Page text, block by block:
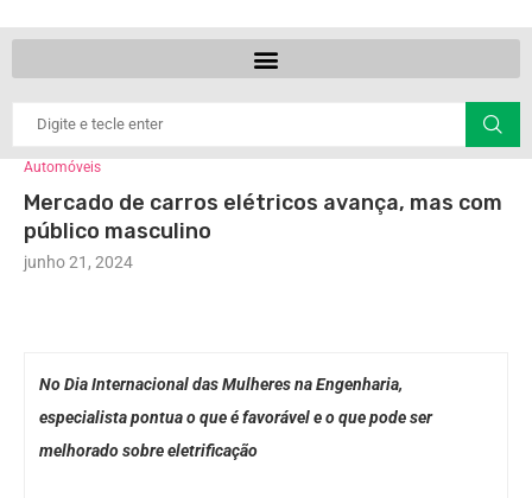
Automóveis
Mercado de carros elétricos avança, mas com
público masculino
junho 21, 2024
No Dia Internacional das Mulheres na Engenharia,
especialista pontua o que é favorável e o que pode ser
melhorado sobre eletrificação